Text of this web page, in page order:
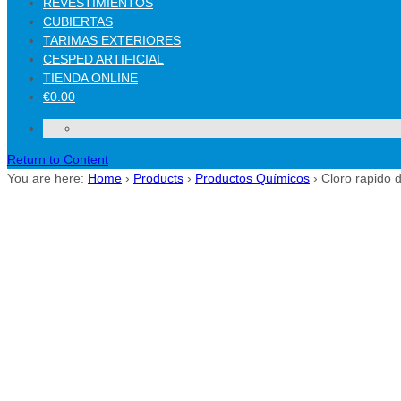
CUBIERTAS
TARIMAS EXTERIORES
CESPED ARTIFICIAL
TIENDA ONLINE
€0.00
Return to Content
You are here: Home › Products › Productos Químicos › Cloro rapido